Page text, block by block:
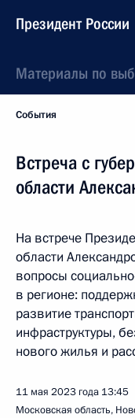
Президент России
Материалы по
События
Встреча с
области
На встрече
области
вопросы
в регионе:
развитие
инфраструктуры,
нового жилья и
11 мая 2023 года 13:45
Московская область,